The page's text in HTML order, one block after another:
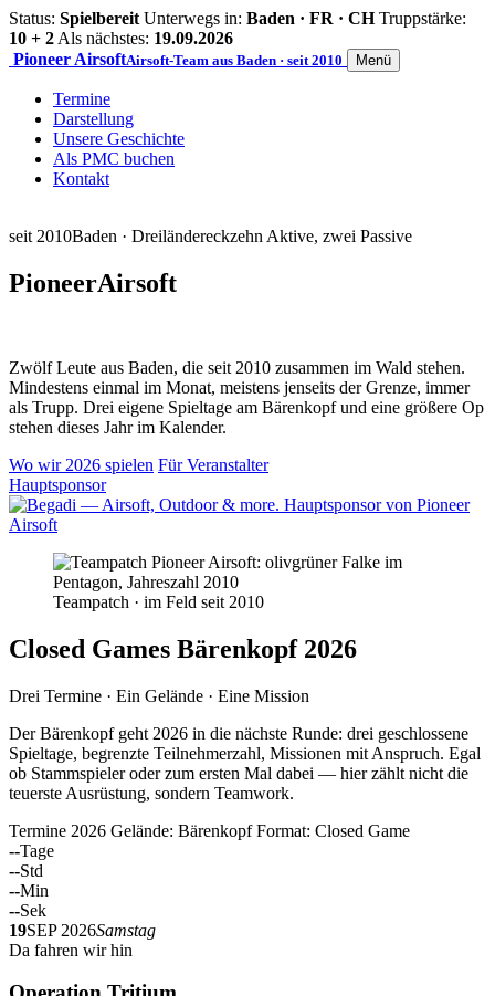
Status: Spielbereit Unterwegs in: Baden · FR · CH Truppstärke:
10 + 2 Als nächstes: 19.09.2026
Pioneer AirsoftAirsoft-Team aus Baden · seit 2010 Menü
Termine
Darstellung
Unsere Geschichte
Als PMC buchen
Kontakt
seit 2010Baden · Dreiländereckzehn Aktive, zwei Passive
PioneerAirsoft
Zwölf Leute aus Baden, die seit 2010 zusammen im Wald stehen.
Mindestens einmal im Monat, meistens jenseits der Grenze, immer
als Trupp. Drei eigene Spieltage am Bärenkopf und eine größere Op
stehen dieses Jahr im Kalender.
Wo wir 2026 spielen Für Veranstalter
Hauptsponsor
Teampatch · im Feld seit 2010
Closed Games Bärenkopf 2026
Drei Termine · Ein Gelände · Eine Mission
Der Bärenkopf geht 2026 in die nächste Runde: drei geschlossene
Spieltage, begrenzte Teilnehmerzahl, Missionen mit Anspruch. Egal
ob Stammspieler oder zum ersten Mal dabei — hier zählt nicht die
teuerste Ausrüstung, sondern Teamwork.
Termine 2026 Gelände: Bärenkopf Format: Closed Game
--Tage
--Std
--Min
--Sek
19SEP 2026Samstag
Da fahren wir hin